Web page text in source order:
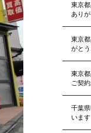
東京
あり
東京
がと
東京
ご契
千葉
います